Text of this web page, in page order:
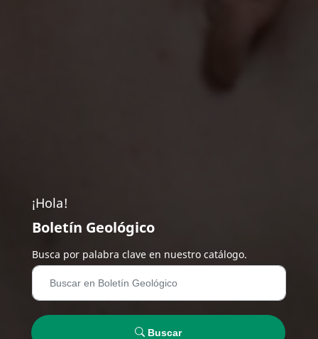
¡Hola!
Boletín Geológico
Busca por palabra clave en nuestro catálogo.
Buscar